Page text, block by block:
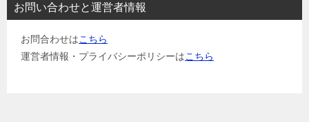
お問い合わせと運営者情報
お問合わせはこちら
運営者情報・プライバシーポリシーはこちら